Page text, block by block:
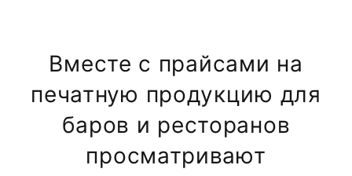
Вместе с прайсами на
печатную продукцию для
баров и ресторанов
просматривают